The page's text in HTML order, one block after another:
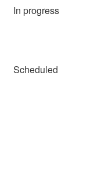
In progress
Scheduled